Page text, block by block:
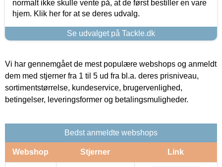
normalt ikke skulle vente på, at de først bestiller en vare
hjem. Klik her for at se deres udvalg.
Se udvalget på Tackle.dk
Vi har gennemgået de mest populære webshops og anmeldt
dem med stjerner fra 1 til 5 ud fra bl.a. deres prisniveau,
sortimentstørrelse, kundeservice, brugervenlighed,
betingelser, leveringsformer og betalingsmuligheder.
Bedst anmeldte webshops
Webshop Stjerner Link